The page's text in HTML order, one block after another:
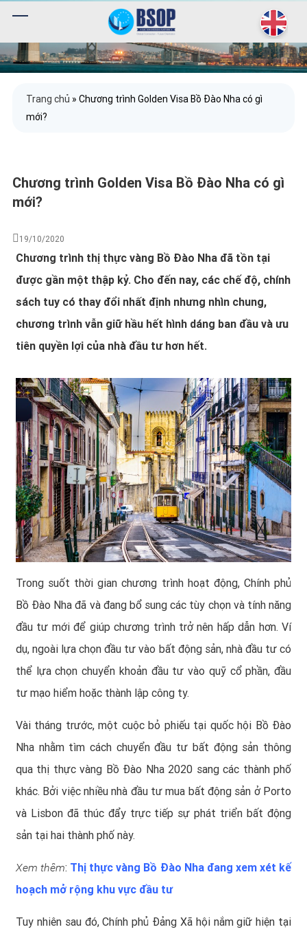
Trang chủ » Chương trình Golden Visa Bồ Đào Nha có gì
mới?
Chương trình Golden Visa Bồ Đào Nha có gì
mới?
19/10/2020
Chương trình thị thực vàng Bồ Đào Nha đã tồn tại
được gần một thập kỷ. Cho đến nay, các chế độ, chính
sách tuy có thay đổi nhất định nhưng nhìn chung,
chương trình vẫn giữ hầu hết hình dáng ban đầu và ưu
tiên quyền lợi của nhà đầu tư hơn hết.
Trong suốt thời gian chương trình hoạt động, Chính phủ
Bồ Đào Nha đã và đang bổ sung các tùy chọn và tính năng
đầu tư mới để giúp chương trình trở nên hấp dẫn hơn. Ví
dụ, ngoài lựa chọn đầu tư vào bất động sản, nhà đầu tư có
thể lựa chọn chuyển khoản đầu tư vào quỹ cổ phần, đầu
tư mạo hiểm hoặc thành lập công ty.
Vài tháng trước, một cuộc bỏ phiếu tại quốc hội Bồ Đào
Nha nhằm tìm cách chuyển đầu tư bất động sản thông
qua thị thực vàng Bồ Đào Nha 2020 sang các thành phố
khác. Bởi việc nhiều nhà đầu tư mua bất động sản ở Porto
và Lisbon đã thúc đẩy trực tiếp sự phát triển bất động
sản tại hai thành phố này.
Xem thêm: Thị thực vàng Bồ Đào Nha đang xem xét kế
hoạch mở rộng khu vực đầu tư
Tuy nhiên sau đó, Chính phủ Đảng Xã hội nắm giữ hiện tại